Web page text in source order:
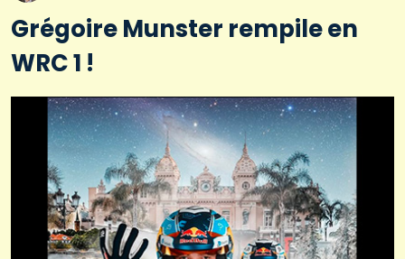
Grégoire Munster rempile en
WRC 1 !